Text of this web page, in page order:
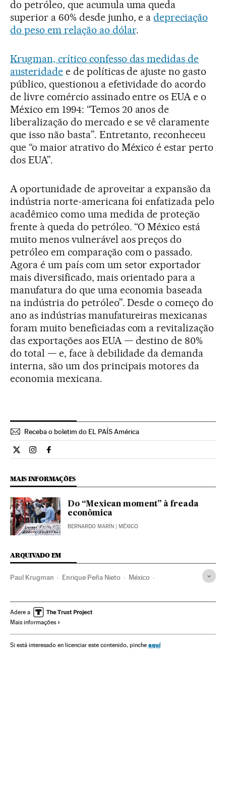
do petróleo, que acumula uma queda
superior a 60% desde junho, e adepreciação
do peso em relação ao dólar.
Krugman, crítico confesso das medidas de
austeridadee de políticas de ajuste no gasto
público, questionou a efetividade do acordo
de livre comércio assinado entre os EUA e o
México em 1994: “Temos 20 anos de
liberalização do mercado e se vê claramente
que isso não basta”. Entretanto, reconheceu
que “o maior atrativo do México é estar perto
dos EUA”.
A oportunidade de aproveitar a expansão da
indústria norte-americana foi enfatizada pelo
acadêmico como uma medida de proteção
frente à queda do petróleo. “O México está
muito menos vulnerável aos preços do
petróleo em comparação com o passado.
Agora é um país com um setor exportador
mais diversificado, mais orientado para a
manufatura do que uma economia baseada
na indústria do petróleo”. Desde o começo do
ano as indústrias manufatureiras mexicanas
foram muito beneficiadas com a revitalização
das exportações aos EUA — destino de 80%
do total — e, face à debilidade da demanda
interna, são um dos principais motores da
economia mexicana.
Receba o boletim do EL PAÍS América
Internacional El País Brasil en Twitter
Internacional El País Brasil en Instagram
Internacional El País Brasil en Facebook
MAIS INFORMAÇÕES
Do “Mexican moment” à freada
econômica
BERNARDO MARÍN | MÉXICO
ARQUIVADO EM
Paul Krugman Enrique Peña Nieto México
Adere a
Mais informações
Si está interesado en licenciar este contenido, pinche aquí